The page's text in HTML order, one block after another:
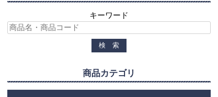
キーワード
商品カテゴリ